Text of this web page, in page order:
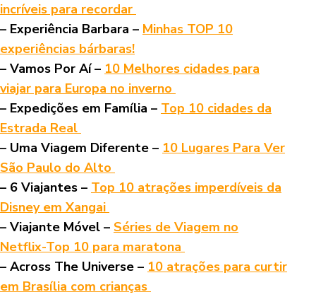
incríveis para recordar
– Experiência Barbara – Minhas TOP 10
experiências bárbaras!
– Vamos Por Aí – 10 Melhores cidades para
viajar para Europa no inverno
– Expedições em Família – Top 10 cidades da
Estrada Real
– Uma Viagem Diferente – 10 Lugares Para Ver
São Paulo do Alto
– 6 Viajantes – Top 10 atrações imperdíveis da
Disney em Xangai
– Viajante Móvel – Séries de Viagem no
Netflix-Top 10 para maratona
– Across The Universe – 10 atrações para curtir
em Brasília com crianças